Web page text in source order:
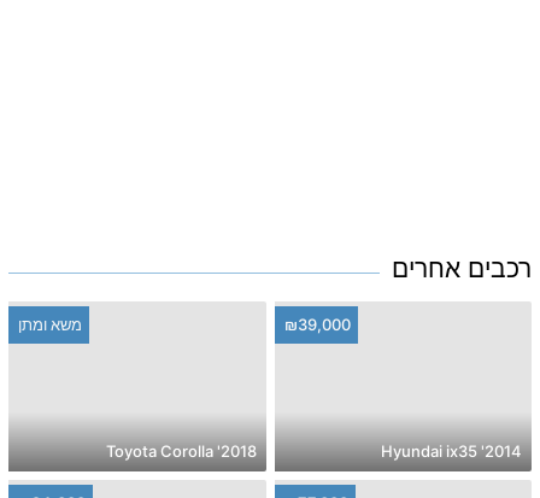
רכבים אחרים
₪39,000
2014' Hyundai ix35
משא ומתן
2018' Toyota Corolla